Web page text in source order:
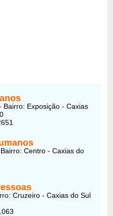
Bairro: Exposição - Caxias
Centro - Caxias do
Cruzeiro - Caxias do Sul